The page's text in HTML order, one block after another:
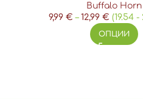
– мускул, бъбрек, дроб,
масла 6.15%, сурова пепел
Buffalo Horn
9,99€ – 12,99€ (19.54 -
ОПЦИИ